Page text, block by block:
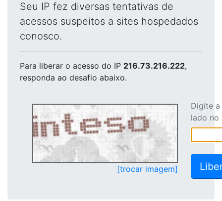
Seu IP fez diversas tentativas de
acessos suspeitos a sites hospedados
conosco.
Para liberar o acesso do IP 216.73.216.222,
responda ao desafio abaixo.
[trocar imagem]
Digite
lado no